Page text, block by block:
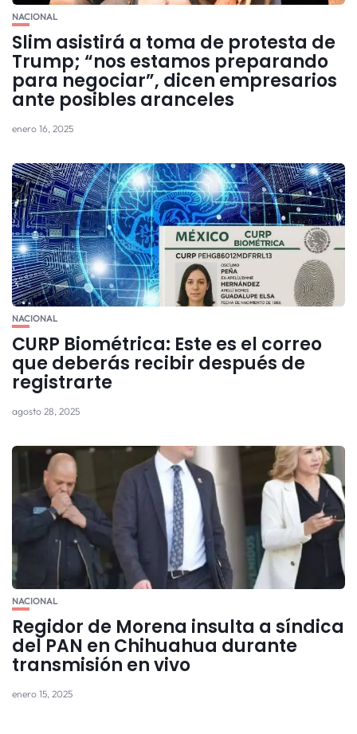
NACIONAL
Slim asistirá a toma de protesta de
Trump; “nos estamos preparando
para negociar”, dicen empresarios
ante posibles aranceles
enero 16, 2025
NACIONAL
CURP Biométrica: Este es el correo
que deberás recibir después de
registrarte
agosto 28, 2025
NACIONAL
Regidor de Morena insulta a síndica
del PAN en Chihuahua durante
transmisión en vivo
enero 15, 2025